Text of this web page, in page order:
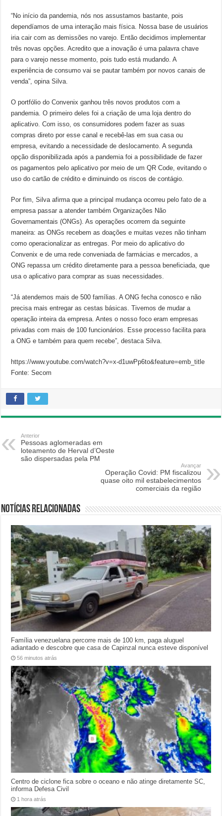
“No início da pandemia, nós nos assustamos bastante, pois
dependíamos de uma interação mais física. Nossa base de usuários
iria cair com as demissões no varejo. Então decidimos implementar
três novas opções. Acredito que a inovação é uma palavra chave
para o varejo nesse momento, pois tudo está mudando. A
experiência de consumo vai se pautar também por novos canais de
venda”, opina Silva.
O portfólio do Convenix ganhou três novos produtos com a
pandemia. O primeiro deles foi a criação de uma loja dentro do
aplicativo. Com isso, os consumidores podem fazer as suas
compras direto por esse canal e recebê-las em sua casa ou
empresa, evitando a necessidade de deslocamento. A segunda
opção disponibilizada após a pandemia foi a possibilidade de fazer
os pagamentos pelo aplicativo por meio de um QR Code, evitando o
uso do cartão de crédito e diminuindo os riscos de contágio.
Por fim, Silva afirma que a principal mudança ocorreu pelo fato de a
empresa passar a atender também Organizações Não
Governamentais (ONGs). As operações ocorrem da seguinte
maneira: as ONGs recebem as doações e muitas vezes não tinham
como operacionalizar as entregas. Por meio do aplicativo do
Convenix e de uma rede conveniada de farmácias e mercados, a
ONG repassa um crédito diretamente para a pessoa beneficiada, que
usa o aplicativo para comprar as suas necessidades.
“Já atendemos mais de 500 famílias. A ONG fecha conosco e não
precisa mais entregar as cestas básicas. Tivemos de mudar a
operação inteira da empresa. Antes o nosso foco eram empresas
privadas com mais de 100 funcionários. Esse processo facilita para
a ONG e também para quem recebe”, destaca Silva.
https://www.youtube.com/watch?v=x-d1uwPp6to&feature=emb_title
Fonte: Secom
Anterior
Pessoas aglomeradas em
loteamento de Herval d’Oeste
são dispersadas pela PM
Avançar
Operação Covid: PM fiscalizou
quase oito mil estabelecimentos
comerciais da região
Notícias relacionadas
Família venezuelana percorre mais de 100 km, paga aluguel
adiantado e descobre que casa de Capinzal nunca esteve disponível
56 minutos atrás
Centro de ciclone fica sobre o oceano e não atinge diretamente SC,
informa Defesa Civil
1 hora atrás